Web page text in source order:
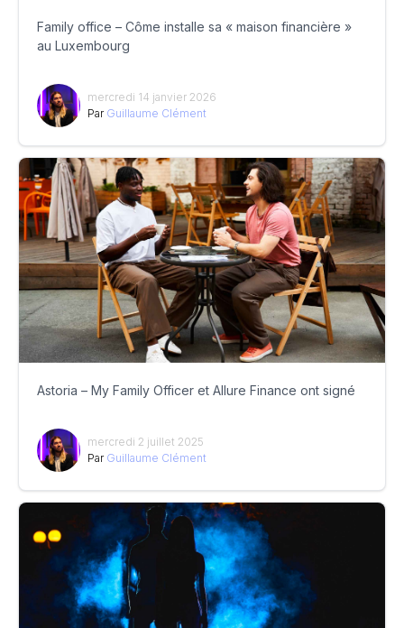
Family office – Côme installe sa « maison financière »
au Luxembourg
mercredi 14 janvier 2026
Par Guillaume Clément
Astoria – My Family Officer et Allure Finance ont signé
mercredi 2 juillet 2025
Par Guillaume Clément